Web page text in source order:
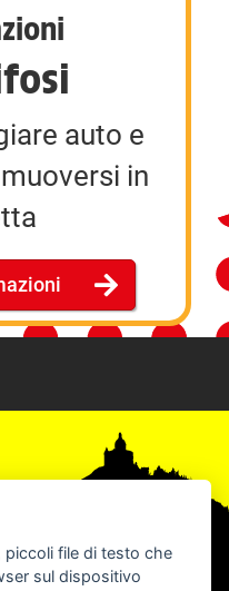
auto e
in
piccoli file di testo che
sul dispositivo